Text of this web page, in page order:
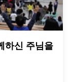
하신 주님을